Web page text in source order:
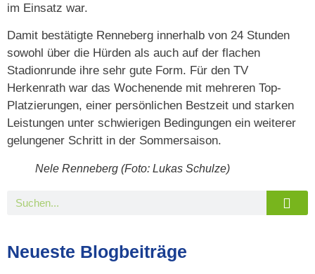
im Einsatz war.
Damit bestätigte Renneberg innerhalb von 24 Stunden
sowohl über die Hürden als auch auf der flachen
Stadionrunde ihre sehr gute Form. Für den TV
Herkenrath war das Wochenende mit mehreren Top-
Platzierungen, einer persönlichen Bestzeit und starken
Leistungen unter schwierigen Bedingungen ein weiterer
gelungener Schritt in der Sommersaison.
Nele Renneberg (Foto: Lukas Schulze)
Neueste Blogbeiträge